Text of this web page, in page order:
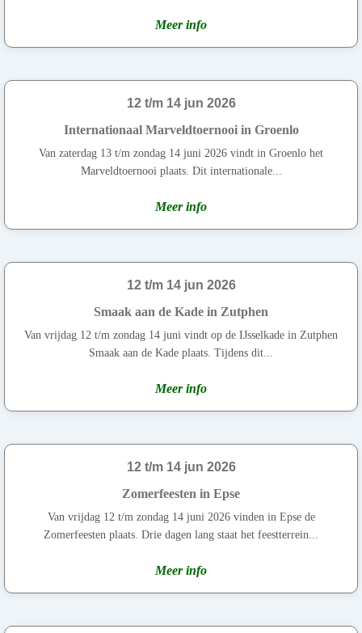
Meer info
12 t/m 14 jun 2026
Internationaal Marveldtoernooi in Groenlo
Van zaterdag 13 t/m zondag 14 juni 2026 vindt in Groenlo het
Marveldtoernooi plaats. Dit internationale...
Meer info
12 t/m 14 jun 2026
Smaak aan de Kade in Zutphen
Van vrijdag 12 t/m zondag 14 juni vindt op de IJsselkade in Zutphen
Smaak aan de Kade plaats. Tijdens dit...
Meer info
12 t/m 14 jun 2026
Zomerfeesten in Epse
Van vrijdag 12 t/m zondag 14 juni 2026 vinden in Epse de
Zomerfeesten plaats. Drie dagen lang staat het feestterrein...
Meer info